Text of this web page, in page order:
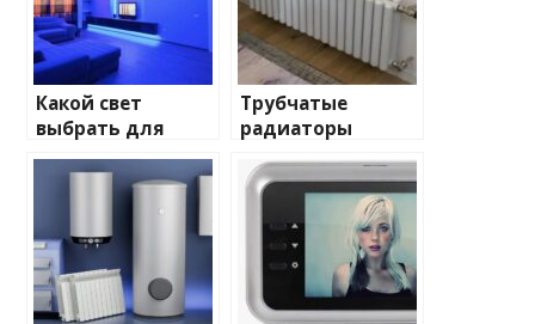
Какой свет
выбрать для
домашнего
освещения
Трубчатые
радиаторы
отопления: виды
и характеристики